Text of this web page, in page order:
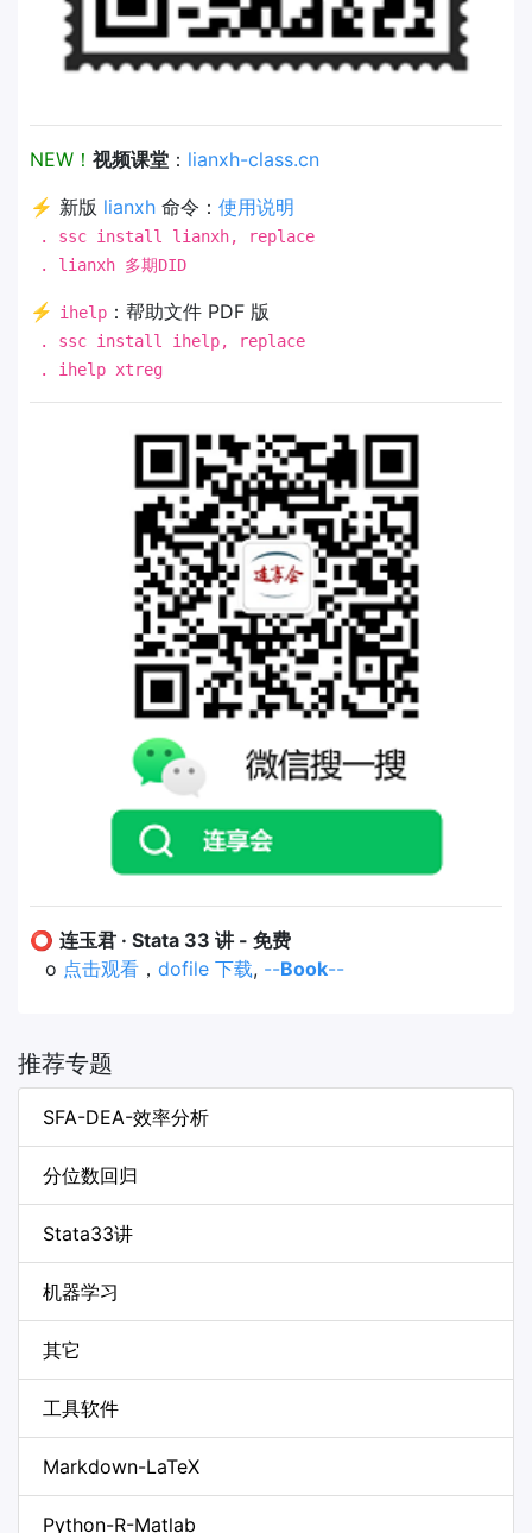
NEW！ 视频课堂 ： lianxh-class.cn
⚡ 新版 lianxh 命令： 使用说明
. ssc install lianxh, replace
. lianxh 多期DID
⚡ ihelp ：帮助文件 PDF 版
. ssc install ihelp, replace
. ihelp xtreg
⭕ 连玉君 · Stata 33 讲 - 免费
o 点击观看 ， dofile 下载, --Book--
推荐专题
SFA-DEA-效率分析
分位数回归
Stata33讲
机器学习
其它
工具软件
Markdown-LaTeX
Python-R-Matlab